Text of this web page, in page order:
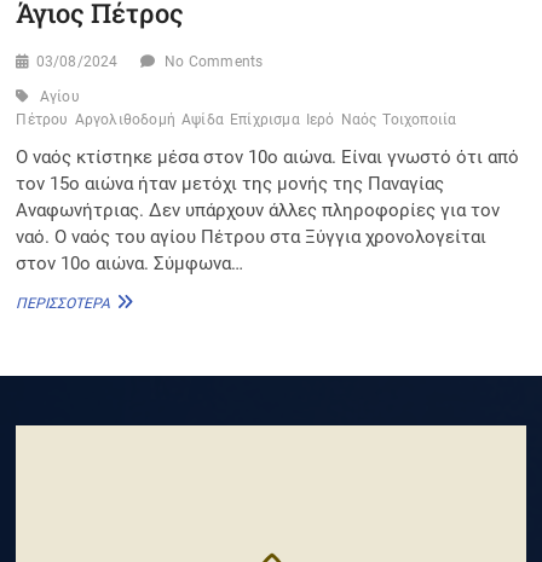
Άγιος Πέτρος
03/08/2024 No Comments
Αγίου
Πέτρου Αργολιθοδομή Αψίδα Επίχρισμα Ιερό Ναός Τοιχοποιία
Ο ναός κτίστηκε μέσα στον 10ο αιώνα. Είναι γνωστό ότι από
τον 15ο αιώνα ήταν μετόχι της μονής της Παναγίας
Αναφωνήτριας. Δεν υπάρχουν άλλες πληροφορίες για τον
ναό. Ο ναός του αγίου Πέτρου στα Ξύγγια χρονολογείται
στον 10ο αιώνα. Σύμφωνα…
ΠΕΡΙΣΣΌΤΕΡΑ ΆΓΙΟΣ